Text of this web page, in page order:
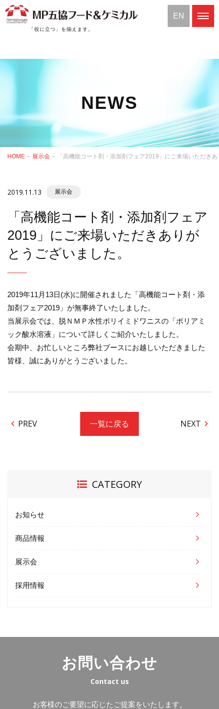
「役に立つ」を揃えます。
EN
NEWS
HOME 展示会 「高機能コート剤・添加剤フェア2019」にご来場いただき
2019.11.13 展示会
「高機能コート剤・添加剤フェア
2019」にご来場いただきありが
とうございました。
2019年11月13日(水)に開催されました「高機能コート剤・添
加剤フェア2019」が無事終了いたしました。
当展示会では、脱ＮＭＰ水性ポリイミドワニスの「ポリアミ
ック酸水溶液」について詳しくご紹介いたしました。
会期中、お忙しいところ弊社ブースにお越しいただきました
皆様、誠にありがとうございました。
PREV 一覧に戻る NEXT
CATEGORY
お知らせ
商品情報
展示会
採用情報
お問い合わせ
Contact us
お客様のご要望に応じたご提案をいたします。